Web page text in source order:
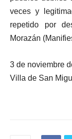
veces y
repetido por
Morazán
3 de noviembre
Villa de San